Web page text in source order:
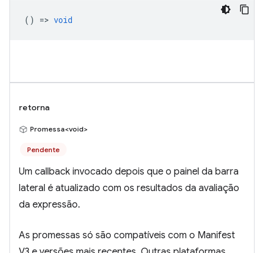
() => void
retorna
Promessa<void>
Pendente
Um callback invocado depois que o painel da barra
lateral é atualizado com os resultados da avaliação
da expressão.
As promessas só são compatíveis com o Manifest